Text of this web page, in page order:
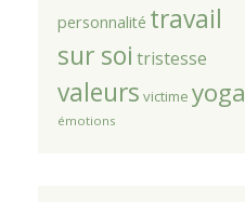
personnalité travail
sur soi tristesse
valeurs victime yoga
émotions